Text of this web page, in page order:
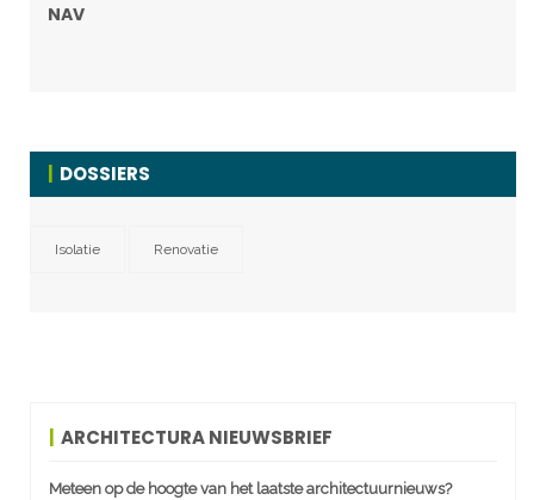
NAV
DOSSIERS
Isolatie Renovatie
ARCHITECTURA NIEUWSBRIEF
Meteen op de hoogte van het laatste architectuurnieuws?